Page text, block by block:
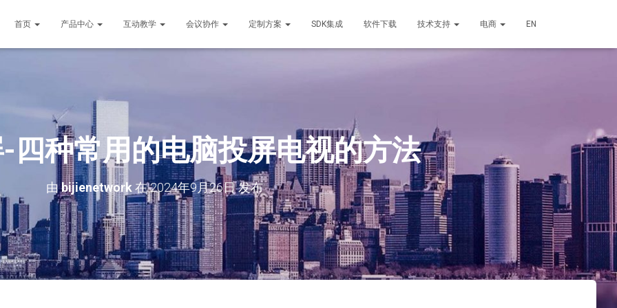
首页 产品中心 互动教学 会议协作 定制方案 SDK集成 软件下载 技术支持 电商 EN
四种常用的电脑投屏电视的方法
由bijienetwork 在2024年9月26日发布